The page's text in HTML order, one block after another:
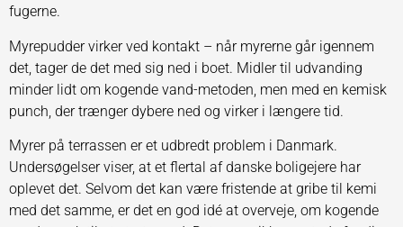
fugerne.
Myrepudder virker ved kontakt – når myrerne går igennem
det, tager de det med sig ned i boet. Midler til udvanding
minder lidt om kogende vand-metoden, men med en kemisk
punch, der trænger dybere ned og virker i længere tid.
Myrer på terrassen er et udbredt problem i Danmark.
Undersøgelser viser, at et flertal af danske boligejere har
oplevet det. Selvom det kan være fristende at gribe til kemi
med det samme, er det en god idé at overveje, om kogende